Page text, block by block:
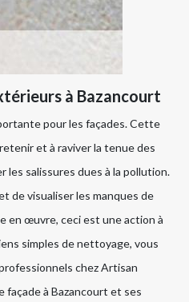
à Bazancourt
pour les façades. Cette
et à raviver la tenue des
les salissures dues à la pollution.
de visualiser les manques de
en œuvre, ceci est une action à
simples de nettoyage, vous
chez Artisan
façade à Bazancourt et ses